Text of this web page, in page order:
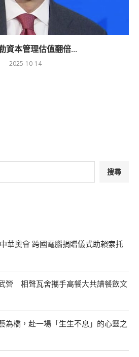
資本管理估值翻倍...
2025-10-14
搜尋
華奧會 跨國電腦捐贈儀式助賴索托
營 相聲瓦舍攜手高餐大共譜餐飲文
為橋，赴一場「生生不息」的心靈之